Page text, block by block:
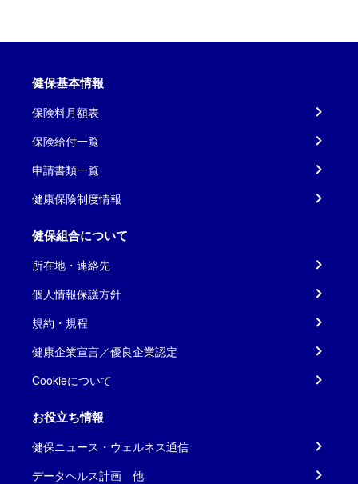
健保基本情報
保険料月額表
保険給付一覧
申請書類一覧
健康保険制度情報
健保組合について
所在地・連絡先
個人情報保護方針
規約・規程
健康企業宣言／優良企業認定
Cookieについて
お役立ち情報
健保ニュース・ウェルネス通信
データヘルス計画 他